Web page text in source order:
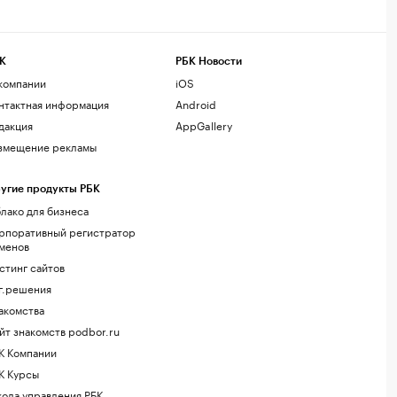
информация
рекламы
продукты РБК
для бизнеса
регистратор
сайтов
знакомств podbor.ru
Компании
Курсы
РБК Новости
iOS
Android
AppGallery